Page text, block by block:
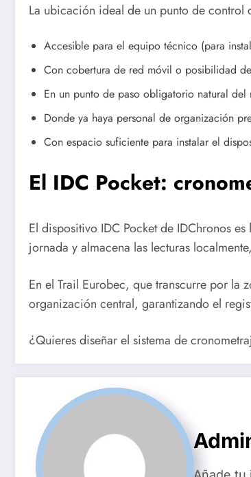
La ubicación ideal de un punto de control
Accesible para el equipo técnico (para
Con cobertura de red móvil o posibilidad
En un punto de paso obligatorio natural
Donde ya haya personal de organización
Con espacio suficiente para instalar el
El IDC Pocket:
El dispositivo IDC Pocket de IDChronos
jornada y almacena las lecturas
En el Trail Eurobec, que transcurre por la
organización central, garantizando el
¿Quieres diseñar el sistema de